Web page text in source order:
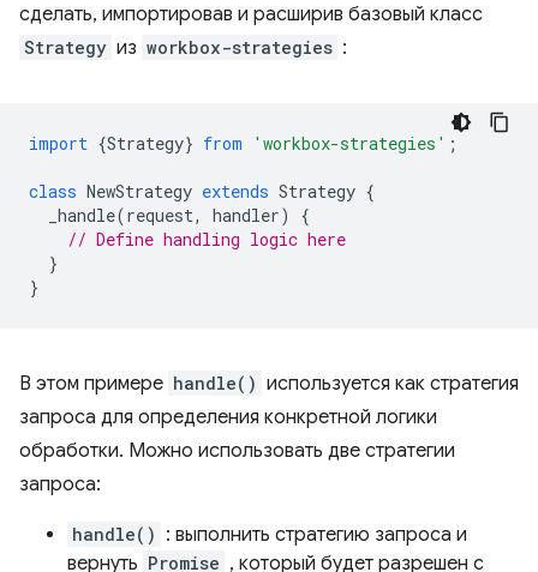
сделать, импортировав и расширив базовый класс
Strategy из workbox-strategies :
import {Strategy} from 'workbox-strategies' ;
class NewStrategy extends Strategy {
_handle(request, handler)
{
// Define handling logic here
}
}
В этом примере handle() используется как стратегия
запроса для определения конкретной логики
обработки. Можно использовать две стратегии
запроса:
handle() : выполнить стратегию запроса и
вернуть Promise , который будет разрешен с